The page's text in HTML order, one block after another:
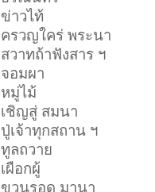
ข่าวไท้
ครวญใคร่ พระนา
สวาทถ้าฟังสาร ฯ
จอมผา
หมู่ไม้
เชิญสู่ สมนา
ปู่เจ้าทุกสถาน ฯ
ทูลถวาย
เผือกผู้
ขวนรอด มานา